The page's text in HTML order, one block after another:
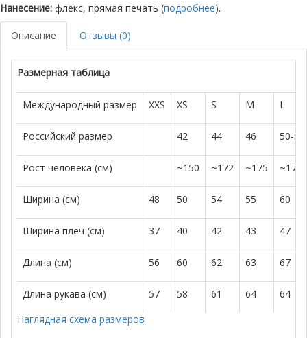
Нанесение: флекс, прямая печать (подробнее).
Описание Отзывы (0)
Размерная таблица
Международный размер XXS XS S M L
Российский размер 42 44 46 50-52
Рост человека (см) ~150 ~172 ~175 ~179
Ширина (см) 48 50 54 55 60
Ширина плеч (см) 37 40 42 43 47
Длина (см) 56 60 62 63 67
Длина рукава (см) 57 58 61 64
64
Наглядная схема размеров